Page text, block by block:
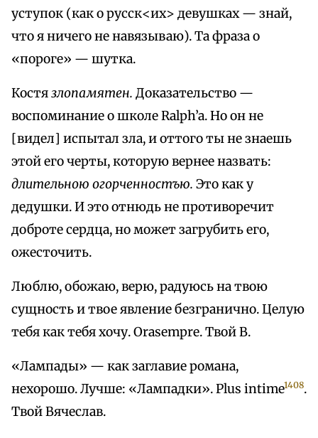
уступок (как о русск<их> девушках — знай,
что я ничего не навязываю). Та фраза о
«пороге» — шутка.
Костязлопамятен. Доказательство —
воспоминание о школе Ralph’a. Но он не
[видел] испытал зла, и оттого ты не знаешь
этой его черты, которую вернее назвать:
длительною огорченностъю. Это как у
дедушки. И это отнюдь не противоречит
доброте сердца, но может загрубить его,
ожесточить.
Люблю, обожаю, верю, радуюсь на твою
сущность и твое явление безгранично. Целую
тебя как тебя хочу. Orasempre. Твой В.
«Лампады» — как заглавие романа,
нехорошо. Лучше: «Лампадки». Plus intime1408.
Твой Вячеслав.